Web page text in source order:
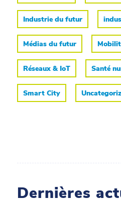
Industrie du futur
Médias du futur
Réseaux & IoT Santé
Smart City
Dernières